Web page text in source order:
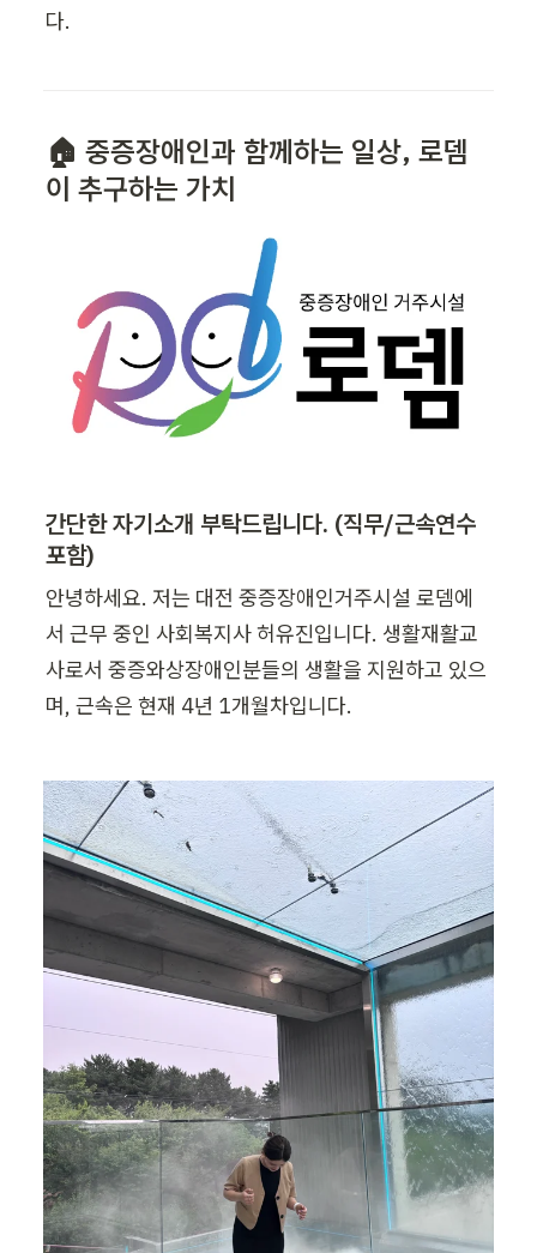
다.
🏠 중증장애인과 함께하는 일상, 로뎀
이 추구하는 가치
간단한 자기소개 부탁드립니다. (직무/근속연수
포함)
안녕하세요. 저는 대전 중증장애인거주시설 로뎀에
서 근무 중인 사회복지사 허유진입니다. 생활재활교
사로서 중증와상장애인분들의 생활을 지원하고 있으
며, 근속은 현재 4년 1개월차입니다.